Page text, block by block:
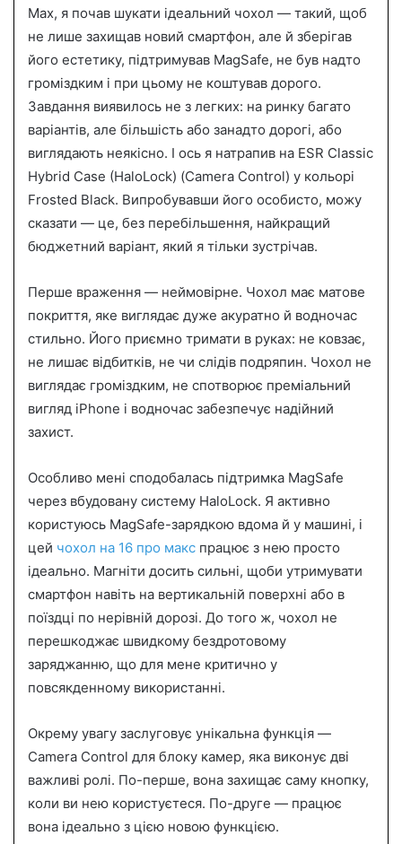
Max, я почав шукати ідеальний чохол — такий, щоб
не лише захищав новий смартфон, але й зберігав
його естетику, підтримував MagSafe, не був надто
громіздким і при цьому не коштував дорого.
Завдання виявилось не з легких: на ринку багато
варіантів, але більшість або занадто дорогі, або
виглядають неякісно. І ось я натрапив на ESR Classic
Hybrid Case (HaloLock) (Camera Control) у кольорі
Frosted Black. Випробувавши його особисто, можу
сказати — це, без перебільшення, найкращий
бюджетний варіант, який я тільки зустрічав.
Перше враження — неймовірне. Чохол має матове
покриття, яке виглядає дуже акуратно й водночас
стильно. Його приємно тримати в руках: не ковзає,
не лишає відбитків, не чи слідів подряпин. Чохол не
виглядає громіздким, не спотворює преміальний
вигляд iPhone і водночас забезпечує надійний
захист.
Особливо мені сподобалась підтримка MagSafe
через вбудовану систему HaloLock. Я активно
користуюсь MagSafe-зарядкою вдома й у машині, і
цей чохол на 16 про макс працює з нею просто
ідеально. Магніти досить сильні, щоби утримувати
смартфон навіть на вертикальній поверхні або в
поїздці по нерівній дорозі. До того ж, чохол не
перешкоджає швидкому бездротовому
заряджанню, що для мене критично у
повсякденному використанні.
Окрему увагу заслуговує унікальна функція —
Camera Control для блоку камер, яка виконує дві
важливі ролі. По-перше, вона захищає саму кнопку,
коли ви нею користуєтеся. По-друге — працює
вона ідеально з цією новою функцією.